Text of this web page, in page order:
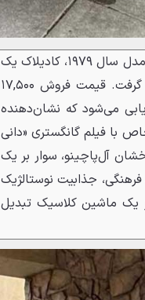
این نسل در مقایسه با پیشینیان خود ابعاد جمع‌وجورتری داشت و برای مدل سال ۱۹۷۹، کادیلاک یک
جلوپنجره جدید به همراه کاپوت آلومینیومی سبک‌وزن برای آن در نظر گرفت. قیمت فروش ۱۷,۵۰۰
می‌شود که نشان‌دهنده
فیلم گانگستری «دانی
آل‌پاچینو، سوار بر یک
ارتباط فرهنگی، جذابیت نوستالژیک
یک ماشین کلاسیک تبدیل